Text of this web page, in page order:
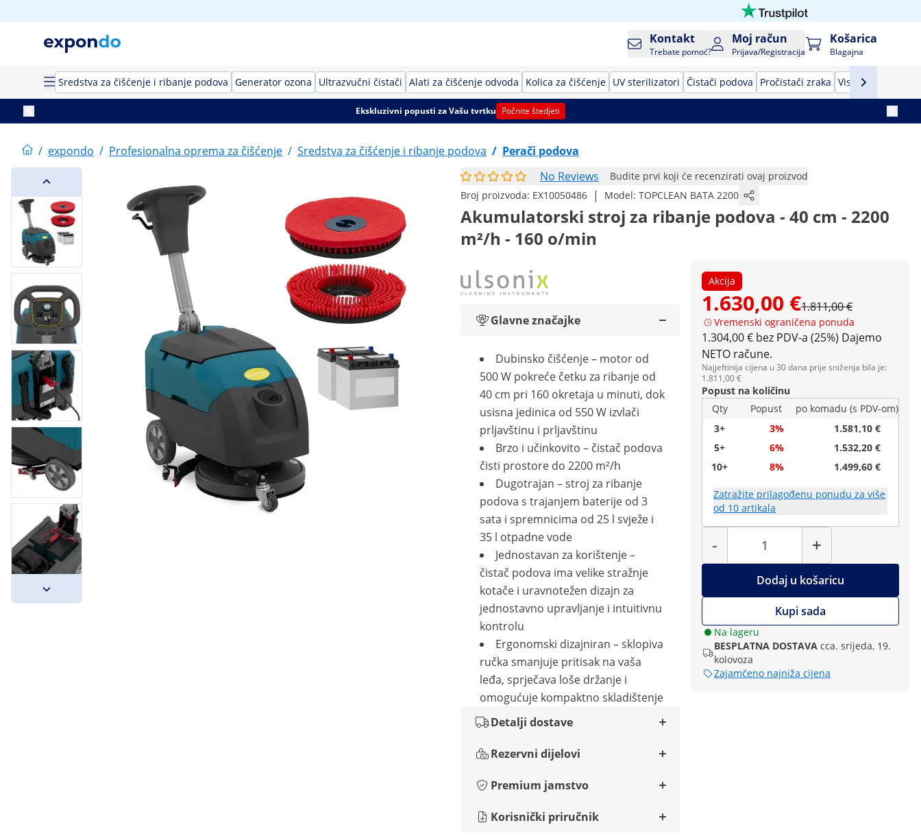
Kontakt
Trebate pomoć?
Moj račun
Prijava/Registracija
Košarica
Blagajna
Sredstva za čišćenje i ribanje podova Generator ozona Ultrazvučni čistači Alati za čišćenje odvoda Kolica za čišćenje UV sterilizatori Čistači podova Pročistači zraka Visokotlačni perač
Ekskluzivni popusti za Vašu tvrtku Počnite štedjeti
/ expondo / Profesionalna oprema za čišćenje / Sredstva za čišćenje i ribanje podova / Perači podova
No Reviews
Budite prvi koji će recenzirati ovaj proizvod
Broj proizvoda: EX10050486 | Model: TOPCLEAN BATA 2200
Akumulatorski stroj za ribanje podova - 40 cm - 2200
m²/h - 160 o/min
Akcija
1.630,00 €1.811,00 €
Vremenski ograničena ponuda
1.304,00 € bez PDV-a (25%) Dajemo
NETO račune.
Najjeftinija cijena u 30 dana prije sniženja bila je:
1.811,00 €
Popust na količinu
Qty
Popust
po komadu (s PDV-om)
3+
3%
1.581,10 €
5+
6%
1.532,20 €
10+
8% 1.499,60 €
Zatražite prilagođenu ponudu za više
od 10 artikala
-
Količina
+
Dodaj u košaricu
Kupi sada
Na lageru
BESPLATNA DOSTAVA cca. srijeda, 19.
kolovoza
Zajamčeno najniža cijena
Glavne značajke
Dubinsko čišćenje – motor od
500 W pokreće četku za ribanje od
40 cm pri 160 okretaja u minuti, dok
usisna jedinica od 550 W izvlači
prljavštinu i prljavštinu
Brzo i učinkovito – čistač podova
čisti prostore do 2200 m²/h
Dugotrajan – stroj za ribanje
podova s trajanjem baterije od 3
sata i spremnicima od 25 l svježe i
35 l otpadne vode
Jednostavan za korištenje –
čistač podova ima velike stražnje
kotače i uravnotežen dizajn za
jednostavno upravljanje i intuitivnu
kontrolu
Ergonomski dizajniran – sklopiva
ručka smanjuje pritisak na vaša
leđa, sprječava loše držanje i
omogućuje kompaktno skladištenje
Detalji dostave
Rezervni dijelovi
Premium jamstvo
Korisnički priručnik